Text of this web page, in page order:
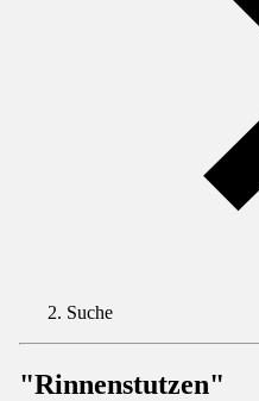
Suche
"Rinnenstutzen"